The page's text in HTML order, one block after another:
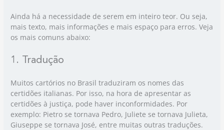
Ainda há a necessidade de serem em inteiro teor. Ou seja,
mais texto, mais informações e mais espaço para erros. Veja
os mais comuns abaixo:
1. Tradução
Muitos cartórios no Brasil traduziram os nomes das
certidões italianas. Por isso, na hora de apresentar as
certidões à justiça, pode haver inconformidades. Por
exemplo: Pietro se tornava Pedro, Juliete se tornava Julieta,
Giuseppe se tornava José, entre muitas outras traduções.